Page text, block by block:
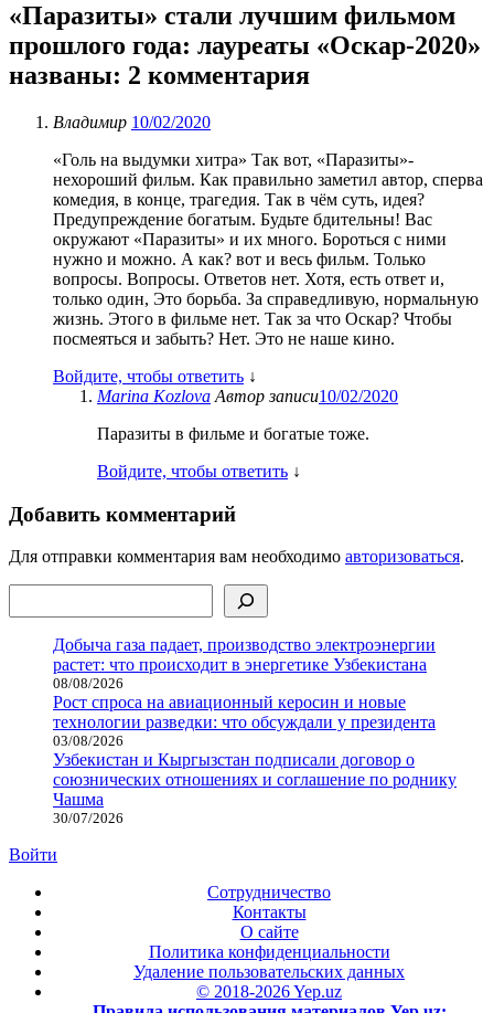
«Паразиты» стали лучшим фильмом
прошлого года: лауреаты «Оскар-2020»
названы: 2 комментария
Владимир 10/02/2020
«Голь на выдумки хитра» Так вот, «Паразиты»-
нехороший фильм. Как правильно заметил автор, сперва
комедия, в конце, трагедия. Так в чём суть, идея?
Предупреждение богатым. Будьте бдительны! Вас
окружают «Паразиты» и их много. Бороться с ними
нужно и можно. А как? вот и весь фильм. Только
вопросы. Вопросы. Ответов нет. Хотя, есть ответ и,
только один, Это борьба. За справедливую, нормальную
жизнь. Этого в фильме нет. Так за что Оскар? Чтобы
посмеяться и забыть? Нет. Это не наше кино.
Войдите, чтобы ответить ↓
Marina Kozlova Автор записи10/02/2020
Паразиты в фильме и богатые тоже.
Войдите, чтобы ответить ↓
Добавить комментарий
Для отправки комментария вам необходимо авторизоваться.
Добыча газа падает, производство электроэнергии
растет: что происходит в энергетике Узбекистана
08/08/2026
Рост спроса на авиационный керосин и новые
технологии разведки: что обсуждали у президента
03/08/2026
Узбекистан и Кыргызстан подписали договор о
союзнических отношениях и соглашение по роднику
Чашма
30/07/2026
Войти
Сотрудничество
Контакты
О сайте
Политика конфиденциальности
Удаление пользовательских данных
© 2018-2026 Yep.uz